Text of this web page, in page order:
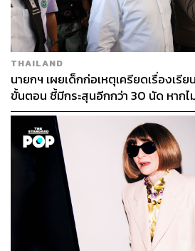
THAILAND
นายกฯ เผยเด็กก่อเหตุเครียดเรื่องเรีย
ขั้นตอน ชี้มีกระสุนอีกกว่า 30 นัด หากไ
สูญเสียเพิ่ม